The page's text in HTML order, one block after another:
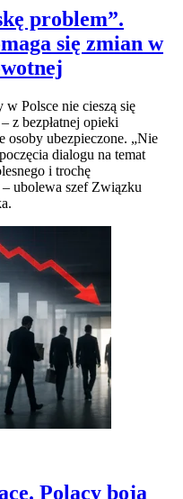
problem”.
się zmian w
Polsce nie cieszą się
z bezpłatnej opieki
osoby ubezpieczone. „Nie
dialogu na temat
i trochę
ubolewa szef Związku
Polacy boją